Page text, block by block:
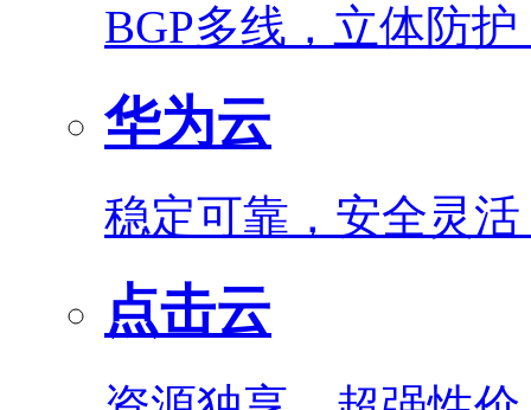
BGP多线，立体防
华为云
稳定可靠，安全灵
点击云